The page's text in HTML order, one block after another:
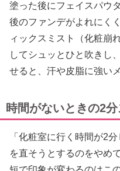
塗った後にフェイスパウ
後のファンデがよれにく
ィックスミスト（化粧崩
してシュッとひと吹きし
せると、汗や皮脂に強い
時間がないときの2
「化粧室に行く時間が2
を直そうとするのをやめ